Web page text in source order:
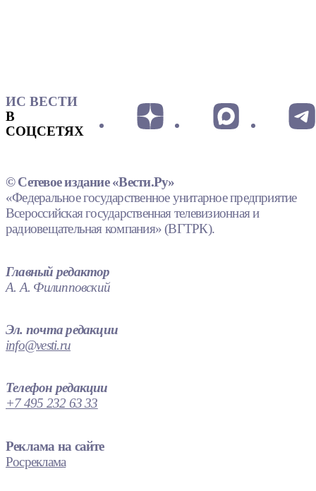
ИС ВЕСТИ
В
СОЦСЕТЯХ
© Сетевое издание «Вести.Ру»
«Федеральное государственное унитарное предприятие
Всероссийская государственная телевизионная и
радиовещательная компания» (ВГТРК).
Главный редактор
А. А. Филипповский
Эл. почта редакции
info@vesti.ru
Телефон редакции
+7 495 232 63 33
Реклама на сайте
Росреклама